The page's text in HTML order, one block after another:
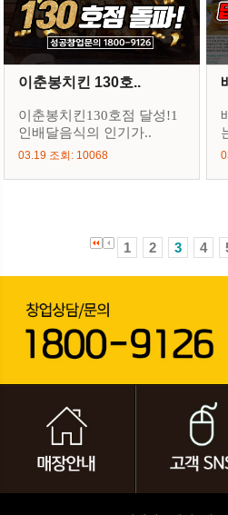
이춘봉치킨 130호..
이춘봉치킨130호점 달성!1
인배달음식의 인기가..
03.19 조회: 10068
1 2 3 4